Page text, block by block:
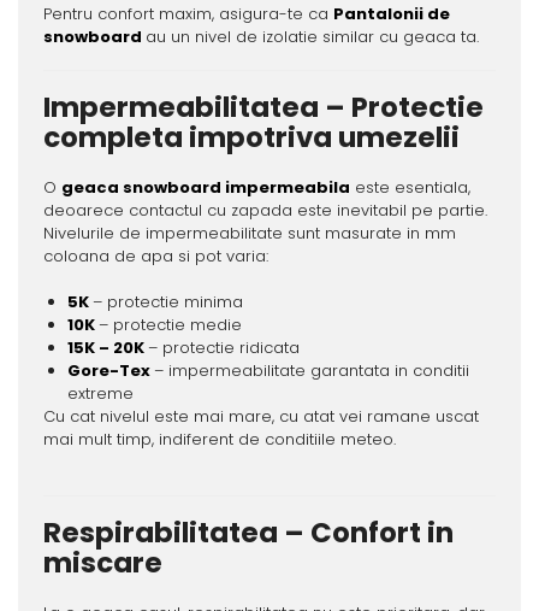
Pentru confort maxim, asigura-te ca Pantalonii de
snowboard au un nivel de izolatie similar cu geaca ta.
Impermeabilitatea – Protectie
completa impotriva umezelii
O geaca snowboard impermeabila este esentiala,
deoarece contactul cu zapada este inevitabil pe partie.
Nivelurile de impermeabilitate sunt masurate in mm
coloana de apa si pot varia:
5K– protectie minima
10K– protectie medie
15K – 20K– protectie ridicata
Gore-Tex– impermeabilitate garantata in conditii
extreme
Cu cat nivelul este mai mare, cu atat vei ramane uscat
mai mult timp, indiferent de conditiile meteo.
Respirabilitatea – Confort in
miscare